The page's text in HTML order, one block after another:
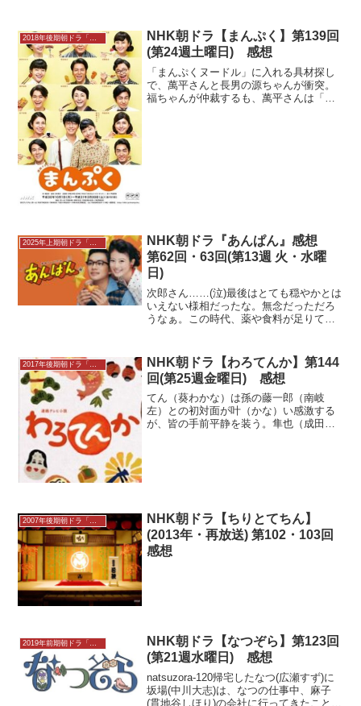
キャスト、ネタバレレビューなど…は連
続テレビ小説102作目。AK制作…
2018年後期朝ドラ「まんぷく」
NHK朝ドラ【まんぷく】第139回
(第24週土曜日) 感想
「まんぷくヌードル」に入れる具材探し
で、萬平さんと長男の源ちゃんが衝突。
福ちゃんが仲裁するも、萬平さんは「見
2025年上期朝ドラ「あんぱん」感想
NHK朝ドラ『あんぱん』感想
第62回・63回(第13週 火・水曜
日)
次郎さん……(泣)最後はとても穏やかとは
いえない様相だったな。無念だっただろ
うなぁ。この時代、薬や食料が足りてい
（中島歩）が息を引き取る。初七日が過
ぎ、朝田家に顔を出し...
NHK朝ドラ【わろてんか】第144
回(第25週金曜日) 感想
てん（葵わかな）は孫の藤一郎（南岐
左）との初対面が叶（かな）い感激する
が、皆の手前平静を装う。隼也（成田
NHK朝ドラ【ちりとてちん】
(2013年・再放送) 第102・103回
感想
2019年前期朝ドラ「なつぞら」
NHK朝ドラ【なつぞら】第123回
(第21週水曜日) 感想
natsuzora-120帰宅したなつ(広瀬すず)に
坂場(中川大志)は、なつの仕事中、麻子
(貫地谷しほり)の会社に行ってきたことを